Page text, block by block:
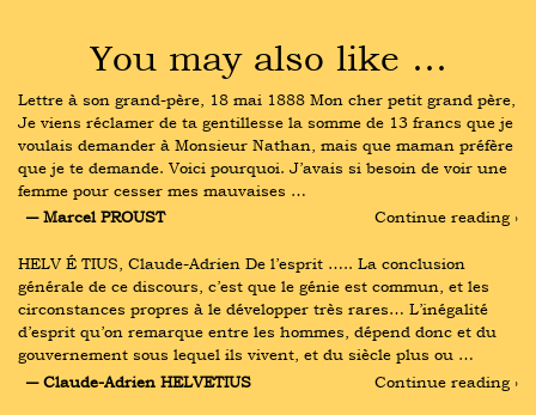
You may also like …
Lettre à son grand-père, 18 mai 1888 Mon cher petit grand père,
Je viens réclamer de ta gentillesse la somme de 13 francs que je
voulais demander à Monsieur Nathan, mais que maman préfère
que je te demande. Voici pourquoi. J’avais si besoin de voir une
femme pour cesser mes mauvaises …
― Marcel PROUST
Continue reading ›
HELV É TIUS, Claude-Adrien De l’esprit ….. La conclusion
générale de ce discours, c’est que le génie est commun, et les
circonstances propres à le développer très rares… L’inégalité
d’esprit qu’on remarque entre les hommes, dépend donc et du
gouvernement sous lequel ils vivent, et du siècle plus ou …
― Claude-Adrien HELVETIUS
Continue reading ›